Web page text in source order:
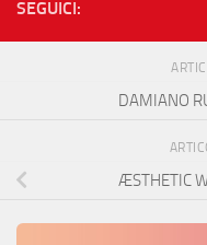
SEGUICI:
DAMIANO
ÆSTHETIC